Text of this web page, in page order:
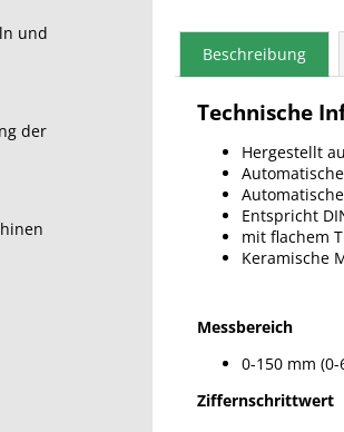
und
der
Beschreibung
Technische
Hergestellt
Entspricht
mit flachem
Keramische
Messbereich
0-150 mm (0-
Ziffernschrittwert